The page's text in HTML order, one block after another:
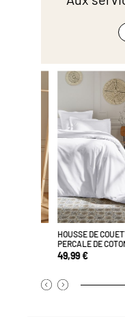
HOUSSE DE COUETTE
PERCALE DE COTON
49,99 €